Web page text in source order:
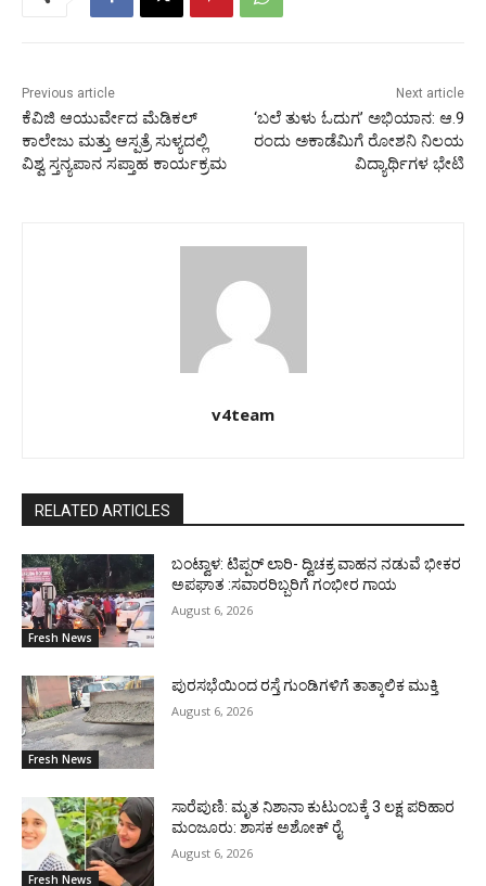
Previous article
ಕೆವಿಜಿ ಆಯುರ್ವೇದ ಮೆಡಿಕಲ್
ಕಾಲೇಜು ಮತ್ತು ಆಸ್ಪತ್ರೆ ಸುಳ್ಯದಲ್ಲಿ
ವಿಶ್ವ ಸ್ತನ್ಯಪಾನ ಸಪ್ತಾಹ ಕಾರ್ಯಕ್ರಮ
Next article
‘ಬಲೆ ತುಳು ಓದುಗ’ ಅಭಿಯಾನ: ಆ.9
ರಂದು ಅಕಾಡೆಮಿಗೆ ರೋಶನಿ ನಿಲಯ
ವಿದ್ಯಾರ್ಥಿಗಳ ಭೇಟಿ
v4team
RELATED ARTICLES
Fresh News
ಬಂಟ್ವಾಳ: ಟಿಪ್ಪರ್ ಲಾರಿ- ದ್ವಿಚಕ್ರ ವಾಹನ ನಡುವೆ ಭೀಕರ
ಅಪಘಾತ :ಸವಾರರಿಬ್ಬರಿಗೆ ಗಂಭೀರ ಗಾಯ
August 6, 2026
Fresh News
ಪುರಸಭೆಯಿಂದ ರಸ್ತೆ ಗುಂಡಿಗಳಿಗೆ ತಾತ್ಕಾಲಿಕ ಮುಕ್ತಿ
August 6, 2026
Fresh News
ಸಾರೆಪುಣಿ: ಮೃತ ನಿಶಾನಾ ಕುಟುಂಬಕ್ಕೆ 3 ಲಕ್ಷ ಪರಿಹಾರ
ಮಂಜೂರು: ಶಾಸಕ ಅಶೋಕ್ ರೈ
August 6, 2026